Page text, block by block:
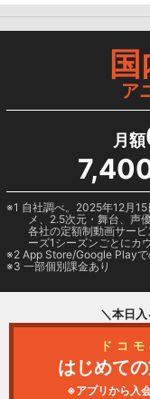
ア
月額
1 自社調べ。2025年12月
メ、2.5次元・舞台、声
各社の定額制動画サー
ーズ1シーズンごとにカ
2 App Store/Google Play
3 一部個別課金あり
＼本日
ドコ
はじめて
※アプリから入